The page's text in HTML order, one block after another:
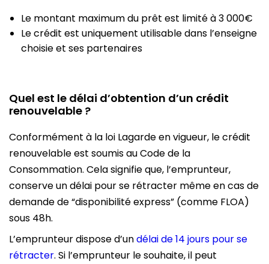
Le montant maximum du prêt est limité à 3 000€
Le crédit est uniquement utilisable dans l’enseigne
choisie et ses partenaires
Quel est le délai d’obtention d’un crédit
renouvelable ?
Conformément à la loi Lagarde en vigueur, le crédit
renouvelable est soumis au Code de la
Consommation. Cela signifie que, l’emprunteur,
conserve un délai pour se rétracter même en cas de
demande de “disponibilité express” (comme FLOA)
sous 48h.
L’emprunteur dispose d’undélai de 14 jours pour se
rétracter. Si l’emprunteur le souhaite, il peut